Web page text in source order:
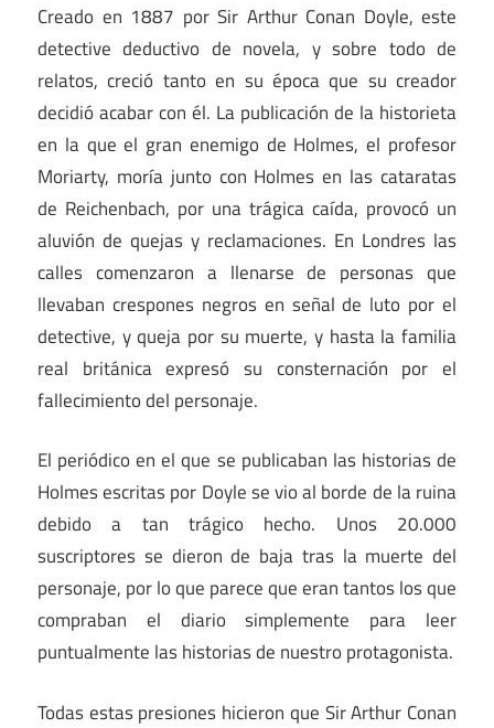
Creado en 1887 por Sir Arthur Conan Doyle, este
detective deductivo de novela, y sobre todo de
relatos, creció tanto en su época que su creador
decidió acabar con él. La publicación de la historieta
en la que el gran enemigo de Holmes, el profesor
Moriarty, moría junto con Holmes en las cataratas
de Reichenbach, por una trágica caída, provocó un
aluvión de quejas y reclamaciones. En Londres las
calles comenzaron a llenarse de personas que
llevaban crespones negros en señal de luto por el
detective, y queja por su muerte, y hasta la familia
real británica expresó su consternación por el
fallecimiento del personaje.
El periódico en el que se publicaban las historias de
Holmes escritas por Doyle se vio al borde de la ruina
debido a tan trágico hecho. Unos 20.000
suscriptores se dieron de baja tras la muerte del
personaje, por lo que parece que eran tantos los que
compraban el diario simplemente para leer
puntualmente las historias de nuestro protagonista.
Todas estas presiones hicieron que Sir Arthur Conan